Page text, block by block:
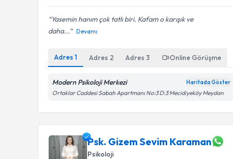
Yasemin hanım çok tatlı biri. Kafam o karışık ve
daha...
Devamı
Adres1 Adres 2 Adres3 Online Görüşme
Modern Psikoloji Merkezi Haritada Göster
Ortaklar Caddesi Sabah Apartmanı No:3 D:3 Mecidiyeköy Meydan
Psk. Gizem Sevim Karaman
Psikoloji